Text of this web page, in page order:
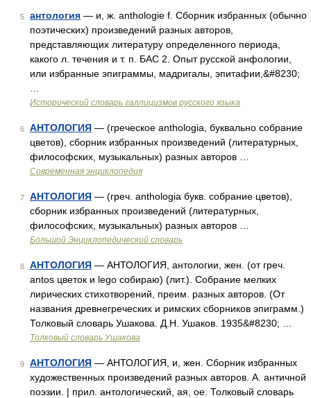
5 антология — и, ж. anthologie f. Сборник избранных (обычно
поэтических) произведений разных авторов,
представляющих литературу определенного периода,
какого л. течения и т. п. БАС 2. Опыт русской анфологии,
или избранные эпиграммы, мадригалы, эпитафии,&#8230;
Исторический словарь галлицизмов русского языка
6 АНТОЛОГИЯ — (греческое anthologia, буквально собрание
цветов), сборник избранных произведений (литературных,
философских, музыкальных) разных авторов …
Современная энциклопедия
7 АНТОЛОГИЯ — (греч. anthologia букв. собрание цветов),
сборник избранных произведений (литературных,
философских, музыкальных) разных авторов …
Большой Энциклопедический словарь
8 АНТОЛОГИЯ — АНТОЛОГИЯ, антологии, жен. (от греч.
antos цветок и lego собираю) (лит.). Собрание мелких
лирических стихотворений, преим. разных авторов. (От
названия древнегреческих и римских сборников эпиграмм.)
Толковый словарь Ушакова. Д.Н. Ушаков. 1935&#8230; …
Толковый словарь Ушакова
9 АНТОЛОГИЯ — АНТОЛОГИЯ, и, жен. Сборник избранных
художественных произведений разных авторов. А. античной
поэзии. | прил. антологический, ая, ое. Толковый словарь